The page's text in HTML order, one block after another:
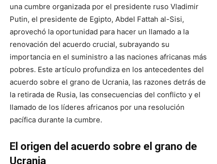
una cumbre organizada por el presidente ruso Vladimir
Putin, el presidente de Egipto, Abdel Fattah al-Sisi,
aprovechó la oportunidad para hacer un llamado a la
renovación del acuerdo crucial, subrayando su
importancia en el suministro a las naciones africanas más
pobres. Este artículo profundiza en los antecedentes del
acuerdo sobre el grano de Ucrania, las razones detrás de
la retirada de Rusia, las consecuencias del conflicto y el
llamado de los líderes africanos por una resolución
pacífica durante la cumbre.
El origen del acuerdo sobre el grano de
Ucrania